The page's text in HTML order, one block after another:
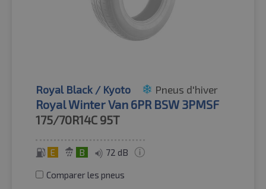
Royal Black / Kyoto Pneus d'hiver
Royal Winter Van 6PR BSW 3PMSF
175/70R14C 95T
E B 72 dB
Comparer les pneus